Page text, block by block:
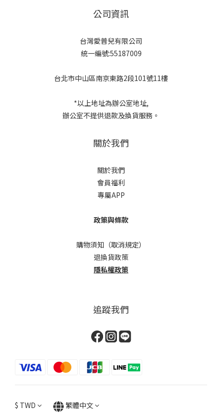
公司資訊
台灣愛普兒有限公司
統一編號:55187009
台北市中山區南京東路2段101號11樓
*以上地址為辦公室地址,
辦公室不提供退款及換貨服務。
關於我們
關於我們
會員福利
專屬APP
政策與條款
購物須知（取消規定）
退換貨政策
隱私權政策
追蹤我們
$ TWD 繁體中文